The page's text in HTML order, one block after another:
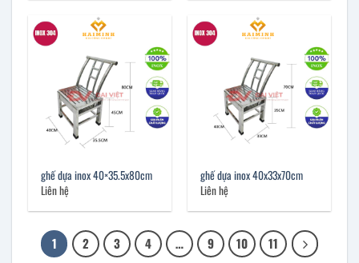
ghế dựa inox 40×35.5x80cm
Liên hệ
ghế dựa inox 40x33x70cm
Liên hệ
1 2 3 4 … 9 10 11